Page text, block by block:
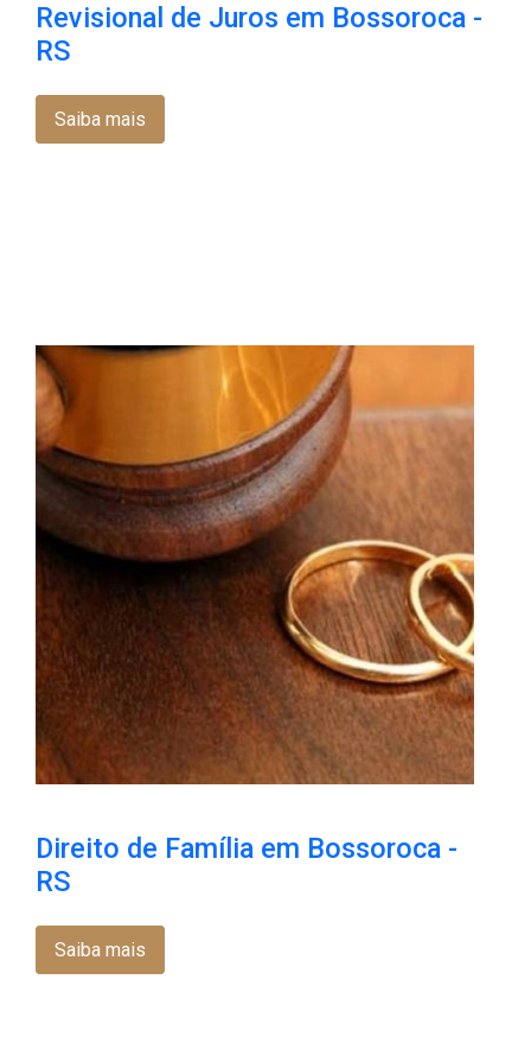
Revisional de Juros em Bossoroca​ -
RS
Saiba mais
Direito de Família em Bossoroca​ -
RS
Saiba mais